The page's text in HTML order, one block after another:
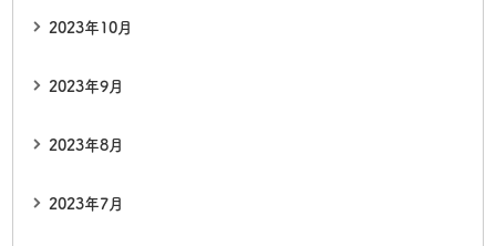
2023年10月
2023年9月
2023年8月
2023年7月